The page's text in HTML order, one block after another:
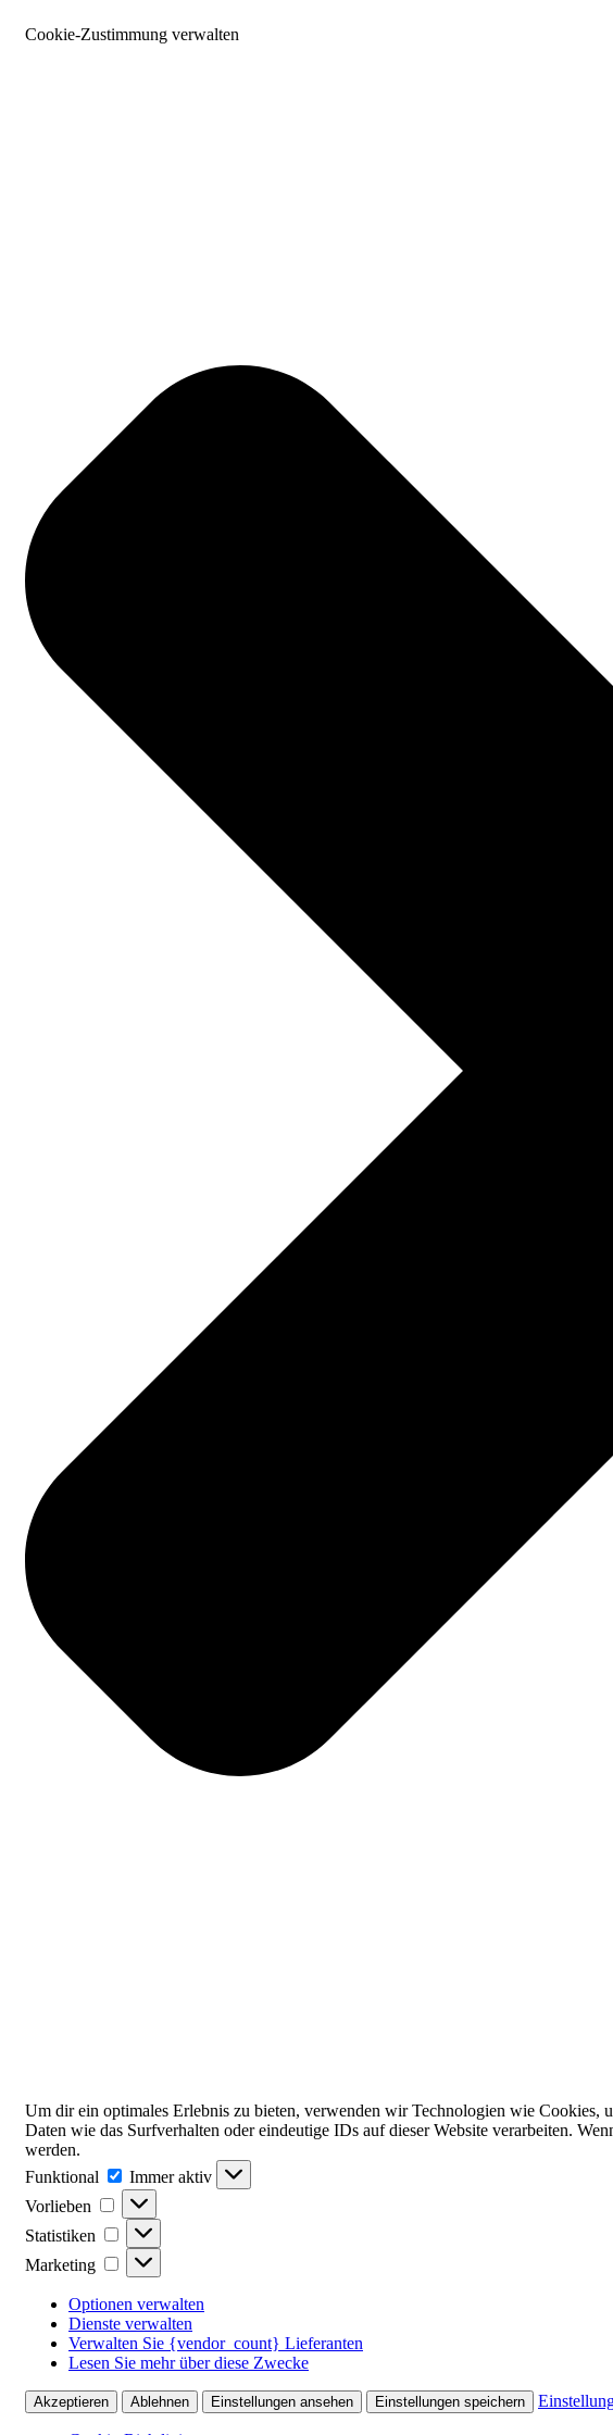
Cookie-Zustimmung verwalten
Um dir ein optimales Erlebnis zu bieten, verwenden wir Technologien wie Cookies,
Daten wie das Surfverhalten oder eindeutige IDs auf dieser Website verarbeiten.
werden.
Funktional
Funktional
Immer aktiv
Vorlieben
Vorlieben
Statistiken
Statistiken
Marketing
Marketing
Optionen verwalten
Dienste verwalten
Verwalten Sie {vendor_count} Lieferanten
Lesen Sie mehr über diese Zwecke
Akzeptieren Ablehnen Einstellungen ansehen Einstellungen speichern